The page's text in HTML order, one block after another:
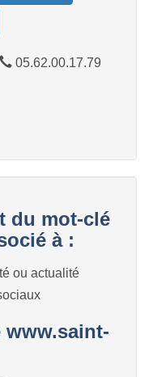
05.62.00.17.79
du mot-clé
à :
ou actualité